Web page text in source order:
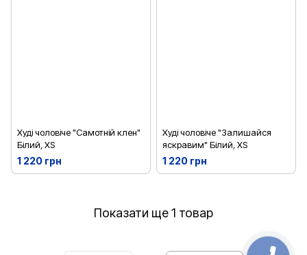
Худі чоловіче "Самотній клен"
Білий, XS
1 220 грн
Худі чоловіче "Залишайся
яскравим" Білий, XS
1 220 грн
Показати ще 1 товар